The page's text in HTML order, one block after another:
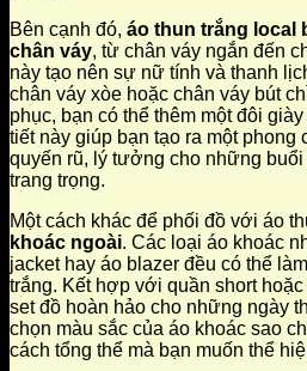
Bên cạnh đó, áo thun trắng local
chân váy, từ chân váy ngắn đến
này tạo nên sự nữ tính và thanh
chân váy xòe hoặc chân váy bút
phục, bạn có thể thêm một đôi
tiết này giúp bạn tạo ra một phong
quyến rũ, lý tưởng cho những
trang trọng.
Một cách khác để phối đồ với áo
khoác ngoài. Các loại áo khoác
jacket hay áo blazer đều có thể
trắng. Kết hợp với quần short
set đồ hoàn hảo cho những ngày
chọn màu sắc của áo khoác sao
cách tổng thể mà bạn muốn thể